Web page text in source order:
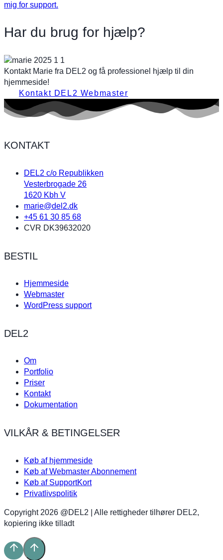
mig for support.
Har du brug for hjælp?
Kontakt Marie fra DEL2 og få professionel hjælp til din
hjemmeside!
Kontakt DEL2 Webmaster
KONTAKT
DEL2 c/o Republikken
Vesterbrogade 26
1620 Kbh V
marie@del2.dk
+45 61 30 85 68
CVR DK39632020
BESTIL
Hjemmeside
Webmaster
WordPress support
DEL2
Om
Portfolio
Priser
Kontakt
Dokumentation
VILKÅR & BETINGELSER
Køb af hjemmeside
Køb af Webmaster Abonnement
Køb af SupportKort
Privatlivspolitik
Copyright 2026 @DEL2 | Alle rettigheder tilhører DEL2,
kopiering ikke tilladt